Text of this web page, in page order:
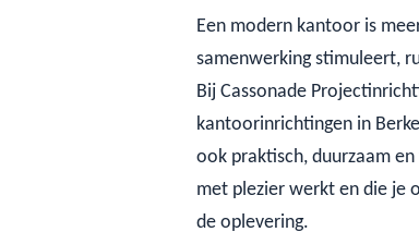
Een modern kantoor is
samenwerking stimuleert,
Bij Cassonade
kantoorinrichtingen in
ook praktisch, duurzaam
met plezier werkt en die je
de oplevering.